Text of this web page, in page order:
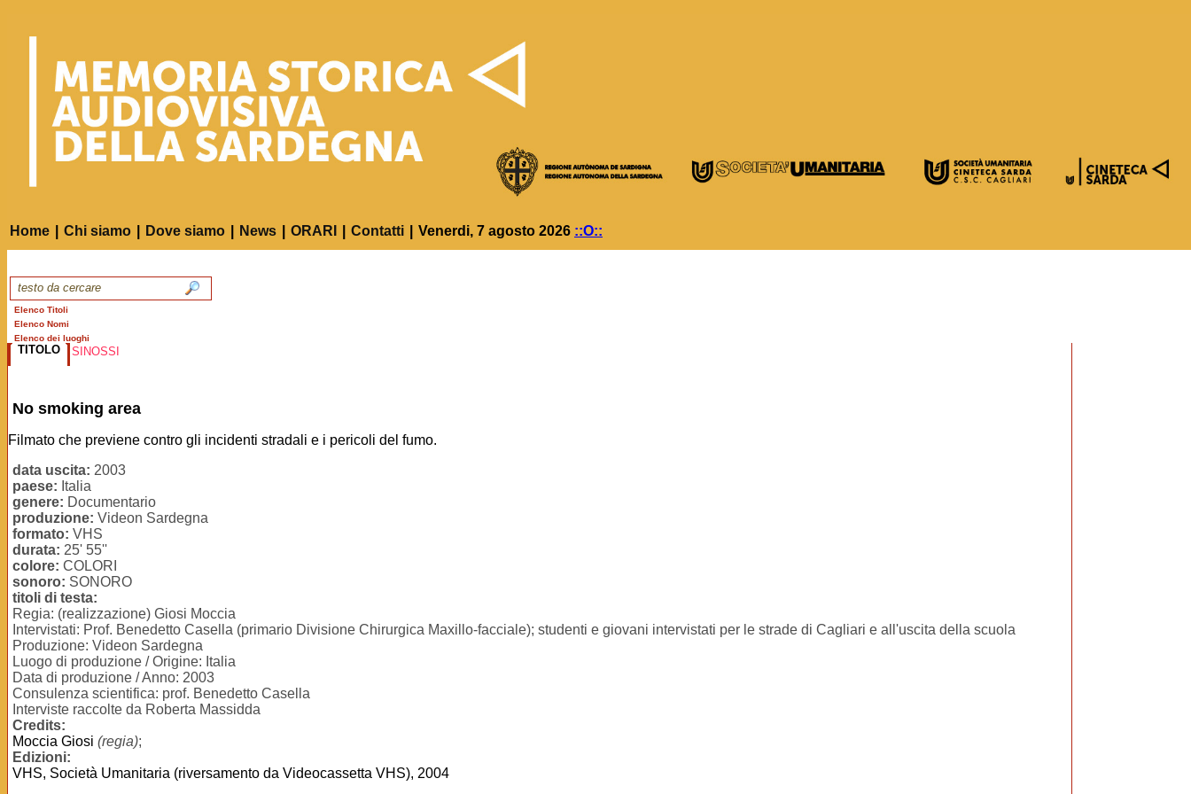
Home Chi siamo Dove siamo News ORARI Contatti Venerdi, 7 agosto 2026 ::O::
Elenco Titoli
Elenco Nomi
Elenco dei luoghi
TITOLO SINOSSI
No smoking area
Filmato che previene contro gli incidenti stradali e i pericoli del fumo.
data uscita: 2003
paese: Italia
genere: Documentario
produzione: Videon Sardegna
formato: VHS
durata: 25' 55''
colore: COLORI
sonoro: SONORO
titoli di testa:
Regia: (realizzazione) Giosi Moccia
Intervistati: Prof. Benedetto Casella (primario Divisione Chirurgica Maxillo-facciale); studenti e giovani intervistati per le strade di Cagliari e all'uscita della scuola
Produzione: Videon Sardegna
Luogo di produzione / Origine: Italia
Data di produzione / Anno: 2003
Consulenza scientifica: prof. Benedetto Casella
Interviste raccolte da Roberta Massidda
Credits:
Moccia Giosi (regia);
Edizioni:
VHS, Società Umanitaria (riversamento da Videocassetta VHS), 2004